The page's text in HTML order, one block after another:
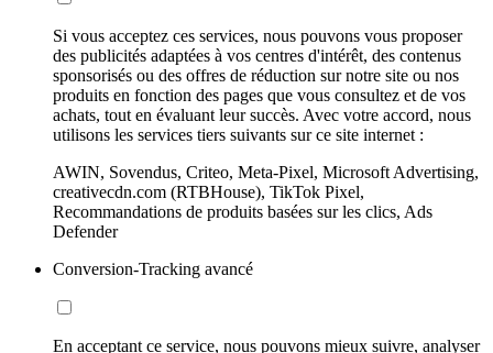
Si vous acceptez ces services, nous pouvons vous proposer
des publicités adaptées à vos centres d'intérêt, des contenus
sponsorisés ou des offres de réduction sur notre site ou nos
produits en fonction des pages que vous consultez et de vos
achats, tout en évaluant leur succès. Avec votre accord, nous
utilisons les services tiers suivants sur ce site internet :
AWIN, Sovendus, Criteo, Meta-Pixel, Microsoft Advertising,
creativecdn.com (RTBHouse), TikTok Pixel,
Recommandations de produits basées sur les clics, Ads
Defender
Conversion-Tracking avancé
En acceptant ce service, nous pouvons mieux suivre, analyser